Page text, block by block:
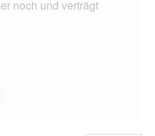
noch und verträgt